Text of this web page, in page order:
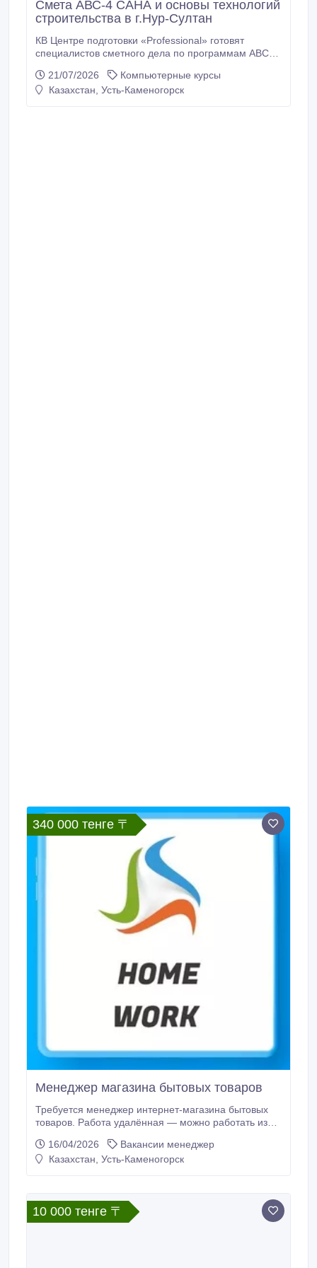
Смета АВС-4 САНА и основы технологий
строительства в г.Нур-Султан
КВ Центре подготовки «Professional» готовят
специалистов сметного дела по программам АВС4
предусмотреть и избежать многие проблемы в
процессе строительства.
21/07/2026
Компьютерные курсы
Казахстан, Усть-Каменогорск
340 000 тенге 〒
Менеджер магазина бытовых товаров
Требуется менеджер интернет-магазина бытовых
товаров. Работа удалённая — можно работать из
Проводим обучение перед началом работы ✔
Подходит для всех возрастов Условия работы:
занятость 4–6 часов в день возможно совмещать с
основной работой или учёбой Обязанности: работа
с заявками клиентов консультации сопровождение
16/04/2026
Вакансии менеджер
Казахстан, Усть-Каменогорск
10 000 тенге 〒